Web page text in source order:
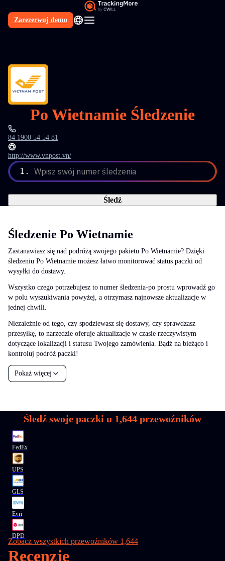
Zarezerwuj demo
PL
Po Wietnamie Śledzenie
84 1900 54 54 81
http://www.vnpost.vn/
1. Wpisz swój numer śledzenia
Śledź
Śledzenie Po Wietnamie
Zastanawiasz się nad podróżą swojego pakietu Po Wietnamie? Dzięki
śledzeniu Po Wietnamie możesz łatwo monitorować status paczki od
wysyłki do dostawy.
Wszystko czego potrzebujesz to numer śledzenia-po prostu wprowadź go
w polu wyszukiwania powyżej, a otrzymasz najnowsze aktualizacje w
jednej chwili.
Niezależnie od tego, czy spodziewasz się dostawy, czy sprawdzasz
przesyłkę, to narzędzie oferuje aktualizacje w czasie rzeczywistym
dotyczące lokalizacji i statusu Twojego zamówienia. Bądź na bieżąco i
kontroluj podróż paczki!
Pokaż więcej
Śledź swoje paczki u 1,644 przewoźników
FedEx
UPS
GLS
Evri
DPD
Zobacz wszystkich przewoźników 1,644
Recenzje